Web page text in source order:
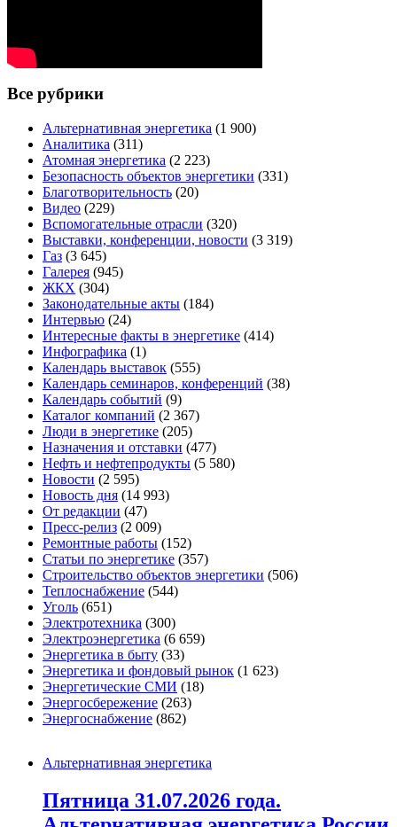
Все рубрики
Альтернативная энергетика (1 900)
Аналитика (311)
Атомная энергетика (2 223)
Безопасность объектов энергетики (331)
Благотворительность (20)
Видео (229)
Вспомогательные отрасли (320)
Выставки, конференции, новости (3 319)
Газ (3 645)
Галерея (945)
ЖКХ (304)
Законодательные акты (184)
Интервью (24)
Интересные факты в энергетике (414)
Инфографика (1)
Календарь выставок (555)
Календарь семинаров, конференций (38)
Календарь событий (9)
Каталог компаний (2 367)
Люди в энергетике (205)
Назначения и отставки (477)
Нефть и нефтепродукты (5 580)
Новости (2 595)
Новость дня (14 993)
От редакции (47)
Пресс-релиз (2 009)
Ремонтные работы (152)
Статьи по энергетике (357)
Строительство объектов энергетики (506)
Теплоснабжение (544)
Уголь (651)
Электротехника (300)
Электроэнергетика (6 659)
Энергетика в быту (33)
Энергетика и фондовый рынок (1 623)
Энергетические СМИ (18)
Энергосбережение (263)
Энергоснабжение (862)
Альтернативная энергетика
Пятница 31.07.2026 года.